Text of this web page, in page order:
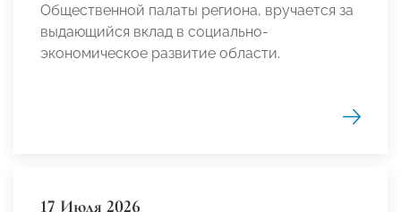
Общественной палаты региона, вручается за
выдающийся вклад в социально-
экономическое развитие области.
17 Июля 2026